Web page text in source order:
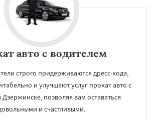
авто с водителем
строго придерживаются дресс-кода,
и улучшают услуг прокат авто с
Дзержинске, позволяя вам оставаться
и счастливыми.